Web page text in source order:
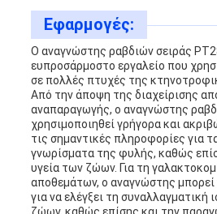
Εφαρμογές:
Ο αναγνώστης ραβδιών σειράς
ευπροσάρμοστο εργαλείο που
σε πολλές πτυχές της
Από την άποψη της διαχείρισης
αναπαραγωγής, ο αναγνώστης
χρησιμοποιηθεί γρήγορα και
τις σημαντικές πληροφορίες για
γνωρίσματα της φυλής, καθώς
υγεία των ζώων. Για τη
αποθεμάτων, ο αναγνώστης μπορεί
για να ελέγξει τη συναλλαγματική